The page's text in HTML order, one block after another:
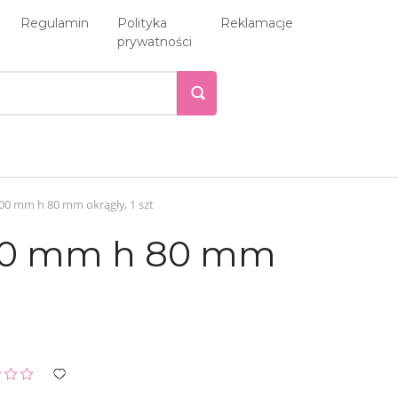
Regulamin
Polityka
prywatności
Reklamacje
mm h 80 mm okrągły, 1 szt
mm h 80 mm